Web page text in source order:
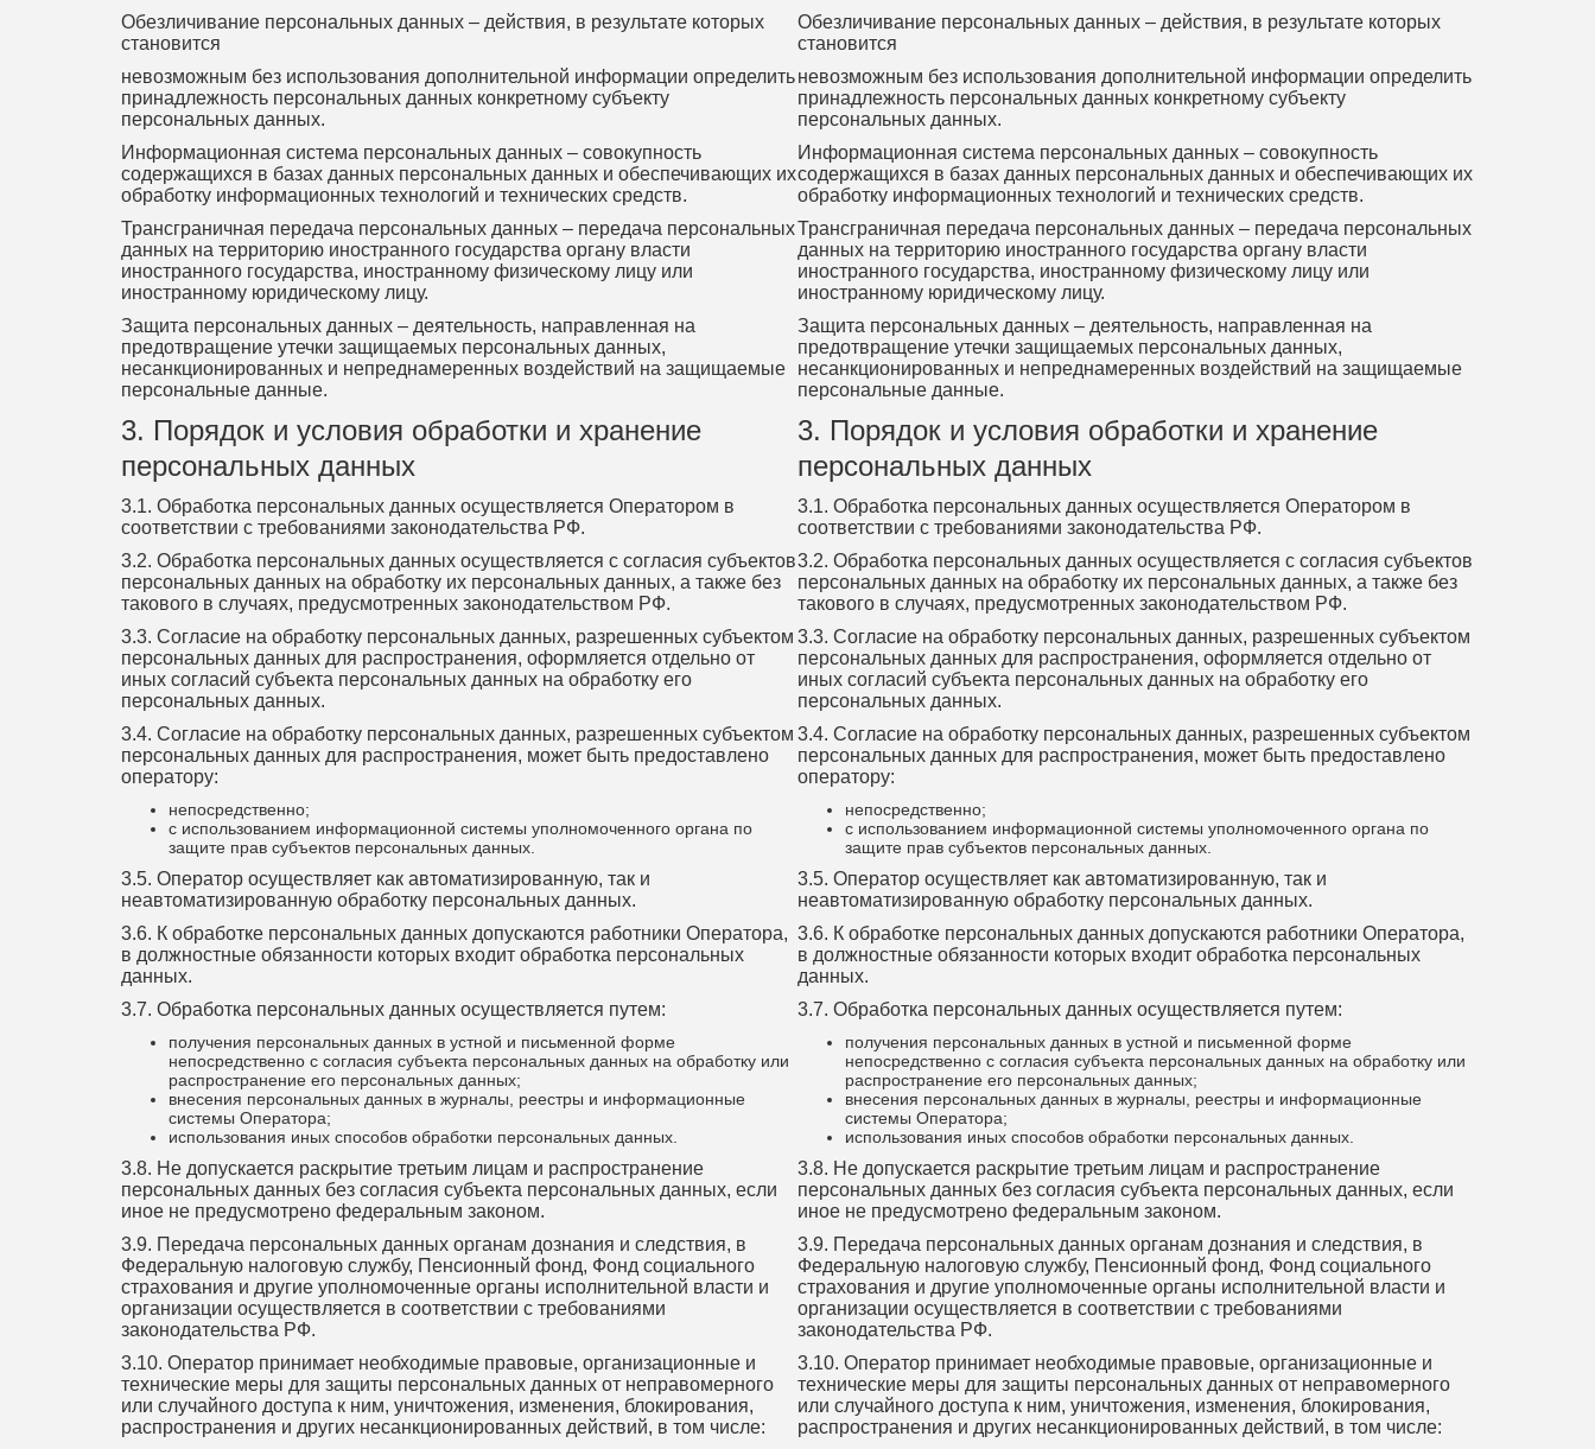
Обезличивание персональных данных – действия, в результате которых
становится
невозможным без использования дополнительной информации определить
принадлежность персональных данных конкретному субъекту
персональных данных.
Информационная система персональных данных – совокупность
содержащихся в базах данных персональных данных и обеспечивающих их
обработку информационных технологий и технических средств.
Трансграничная передача персональных данных – передача персональных
данных на территорию иностранного государства органу власти
иностранного государства, иностранному физическому лицу или
иностранному юридическому лицу.
Защита персональных данных – деятельность, направленная на
предотвращение утечки защищаемых персональных данных,
несанкционированных и непреднамеренных воздействий на защищаемые
персональные данные.
3. Порядок и условия обработки и хранение
персональных данных
3.1. Обработка персональных данных осуществляется Оператором в
соответствии с требованиями законодательства РФ.
3.2. Обработка персональных данных осуществляется с согласия субъектов
персональных данных на обработку их персональных данных, а также без
такового в случаях, предусмотренных законодательством РФ.
3.3. Согласие на обработку персональных данных, разрешенных субъектом
персональных данных для распространения, оформляется отдельно от
иных согласий субъекта персональных данных на обработку его
персональных данных.
3.4. Согласие на обработку персональных данных, разрешенных субъектом
персональных данных для распространения, может быть предоставлено
оператору:
непосредственно;
с использованием информационной системы уполномоченного органа по
защите прав субъектов персональных данных.
3.5. Оператор осуществляет как автоматизированную, так и
неавтоматизированную обработку персональных данных.
3.6. К обработке персональных данных допускаются работники Оператора,
в должностные обязанности которых входит обработка персональных
данных.
3.7. Обработка персональных данных осуществляется путем:
получения персональных данных в устной и письменной форме
непосредственно с согласия субъекта персональных данных на обработку или
распространение его персональных данных;
внесения персональных данных в журналы, реестры и информационные
системы Оператора;
использования иных способов обработки персональных данных.
3.8. Не допускается раскрытие третьим лицам и распространение
персональных данных без согласия субъекта персональных данных, если
иное не предусмотрено федеральным законом.
3.9. Передача персональных данных органам дознания и следствия, в
Федеральную налоговую службу, Пенсионный фонд, Фонд социального
страхования и другие уполномоченные органы исполнительной власти и
организации осуществляется в соответствии с требованиями
законодательства РФ.
3.10. Оператор принимает необходимые правовые, организационные и
технические меры для защиты персональных данных от неправомерного
или случайного доступа к ним, уничтожения, изменения, блокирования,
распространения и других несанкционированных действий, в том числе:
Обезличивание персональных данных – действия, в результате которых
становится
невозможным без использования дополнительной информации определить
принадлежность персональных данных конкретному субъекту
персональных данных.
Информационная система персональных данных – совокупность
содержащихся в базах данных персональных данных и обеспечивающих их
обработку информационных технологий и технических средств.
Трансграничная передача персональных данных – передача персональных
данных на территорию иностранного государства органу власти
иностранного государства, иностранному физическому лицу или
иностранному юридическому лицу.
Защита персональных данных – деятельность, направленная на
предотвращение утечки защищаемых персональных данных,
несанкционированных и непреднамеренных воздействий на защищаемые
персональные данные.
3. Порядок и условия обработки и хранение
персональных данных
3.1. Обработка персональных данных осуществляется Оператором в
соответствии с требованиями законодательства РФ.
3.2. Обработка персональных данных осуществляется с согласия субъектов
персональных данных на обработку их персональных данных, а также без
такового в случаях, предусмотренных законодательством РФ.
3.3. Согласие на обработку персональных данных, разрешенных субъектом
персональных данных для распространения, оформляется отдельно от
иных согласий субъекта персональных данных на обработку его
персональных данных.
3.4. Согласие на обработку персональных данных, разрешенных субъектом
персональных данных для распространения, может быть предоставлено
оператору:
непосредственно;
с использованием информационной системы уполномоченного органа по
защите прав субъектов персональных данных.
3.5. Оператор осуществляет как автоматизированную, так и
неавтоматизированную обработку персональных данных.
3.6. К обработке персональных данных допускаются работники Оператора,
в должностные обязанности которых входит обработка персональных
данных.
3.7. Обработка персональных данных осуществляется путем:
получения персональных данных в устной и письменной форме
непосредственно с согласия субъекта персональных данных на обработку или
распространение его персональных данных;
внесения персональных данных в журналы, реестры и информационные
системы Оператора;
использования иных способов обработки персональных данных.
3.8. Не допускается раскрытие третьим лицам и распространение
персональных данных без согласия субъекта персональных данных, если
иное не предусмотрено федеральным законом.
3.9. Передача персональных данных органам дознания и следствия, в
Федеральную налоговую службу, Пенсионный фонд, Фонд социального
страхования и другие уполномоченные органы исполнительной власти и
организации осуществляется в соответствии с требованиями
законодательства РФ.
3.10. Оператор принимает необходимые правовые, организационные и
технические меры для защиты персональных данных от неправомерного
или случайного доступа к ним, уничтожения, изменения, блокирования,
распространения и других несанкционированных действий, в том числе: